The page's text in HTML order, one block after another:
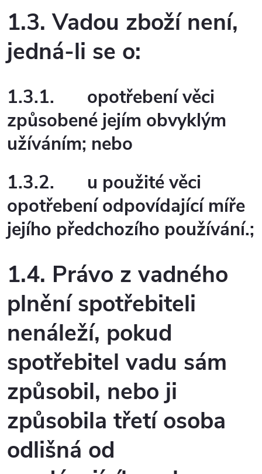
1.3. Vadou zboží není,
jedná-li se o:
1.3.1. opotřebení věci
způsobené jejím obvyklým
užíváním; nebo
1.3.2. u použité věci
opotřebení odpovídající míře
jejího předchozího používání.;
1.4. Právo z vadného
plnění spotřebiteli
nenáleží, pokud
spotřebitel vadu sám
způsobil, nebo ji
způsobila třetí osoba
odlišná od